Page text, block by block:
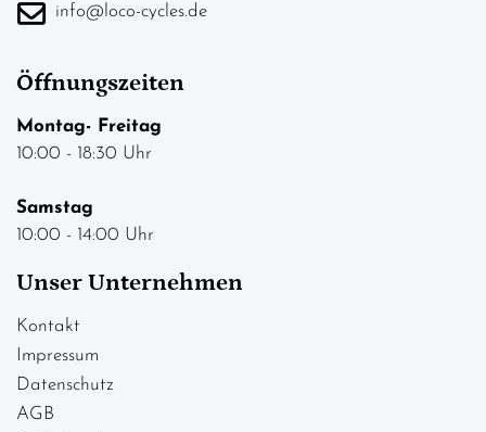
info@loco-cycles.de
Öffnungszeiten
Montag- Freitag
10:00 - 18:30 Uhr
Samstag
10:00 - 14:00 Uhr
Unser Unternehmen
Kontakt
Impressum
Datenschutz
AGB